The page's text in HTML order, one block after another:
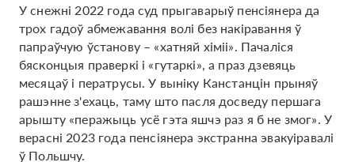
У снежні 2022 года суд прыгаварыў пенсіянера да
трох гадоў абмежавання волі без накіравання ў
папраўчую ўстанову – «хатняй хіміі». Пачаліся
бясконцыя праверкі і «гутаркі», а праз дзевяць
месяцаў і ператрусы. У выніку Канстанцін прыняў
рашэнне з'ехаць, таму што пасля досведу першага
арышту «перажыць усё гэта яшчэ раз я б не змог». У
верасні 2023 года пенсіянера экстранна эвакуіравалі
ў Польшчу.